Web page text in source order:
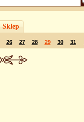
Sklep
26 27 28 29 30 31